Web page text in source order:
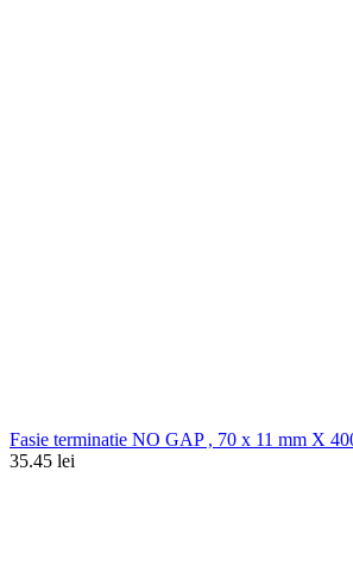
Fasie terminatie NO GAP , 70 x 11 mm X
35.45 lei